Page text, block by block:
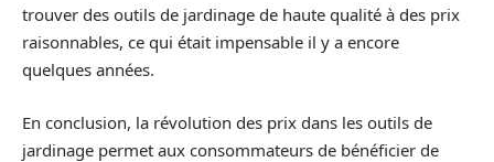
trouver des outils de jardinage de haute qualité à des prix
raisonnables, ce qui était impensable il y a encore
quelques années.
En conclusion, la révolution des prix dans les outils de
jardinage permet aux consommateurs de bénéficier de